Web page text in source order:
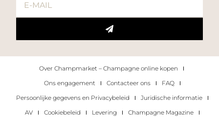
Over Champmarket – Champagne online kopen
Ons engagement
Contacteer ons
FAQ
Persoonlijke gegevens en Privacybeleid
Juridische informatie
AV
Cookiebeleid Levering
Champagne Magazine